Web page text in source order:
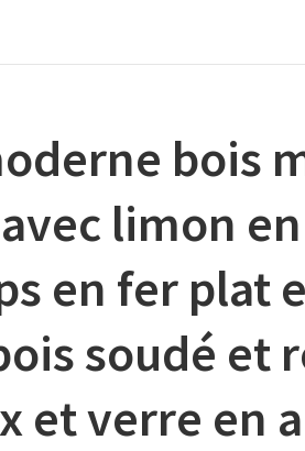
bois
limon
en fer plat
soudé et
et verre en